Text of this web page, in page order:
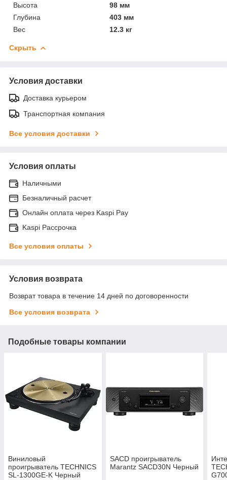
Высота
98 мм
Глубина
403 мм
Вес
12.3 кг
Скрыть
Условия доставки
Доставка курьером
Транспортная компания
Все условия доставки
Условия оплаты
Наличными
Безналичный расчет
Онлайн оплата через Kaspi Pay
Kaspi Рассрочка
Все условия оплаты
Условия возврата
Возврат товара в течение 14 дней по договоренности
Все условия возврата
Подобные товары компании
Виниловый
проигрыватель TECHNICS
SL-1300GE-K Черный
SACD проигрыватель
Marantz SACD30N Черный